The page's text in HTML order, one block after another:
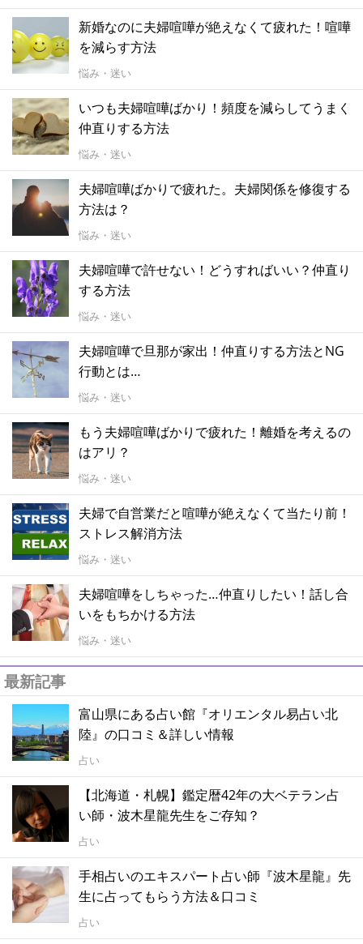
新婚なのに夫婦喧嘩が絶えなくて疲れた！喧嘩
を減らす方法
悩み・迷い
いつも夫婦喧嘩ばかり！頻度を減らしてうまく
仲直りする方法
悩み・迷い
夫婦喧嘩ばかりで疲れた。夫婦関係を修復する
方法は？
悩み・迷い
夫婦喧嘩で許せない！どうすればいい？仲直り
する方法
悩み・迷い
夫婦喧嘩で旦那が家出！仲直りする方法とNG
行動とは…
悩み・迷い
もう夫婦喧嘩ばかりで疲れた！離婚を考えるの
はアリ？
悩み・迷い
夫婦で自営業だと喧嘩が絶えなくて当たり前！
ストレス解消方法
悩み・迷い
夫婦喧嘩をしちゃった…仲直りしたい！話し合
いをもちかける方法
悩み・迷い
最新記事
富山県にある占い館『オリエンタル易占い北
陸』の口コミ＆詳しい情報
占い
【北海道・札幌】鑑定暦42年の大ベテラン占
い師・波木星龍先生をご存知？
占い
手相占いのエキスパート占い師『波木星龍』先
生に占ってもらう方法＆口コミ
占い